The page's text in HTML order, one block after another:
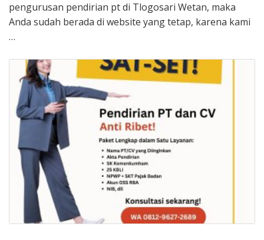
pengurusan pendirian pt di Tlogosari Wetan, maka
Anda sudah berada di website yang tetap, karena kami
…